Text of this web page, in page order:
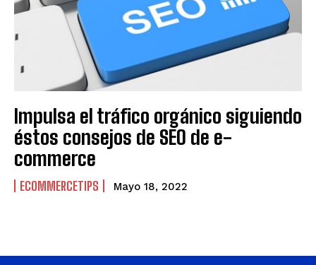
Impulsa el tráfico orgánico siguiendo
éstos consejos de SEO de e-
commerce
ECOMMERCETIPS Mayo 18, 2022